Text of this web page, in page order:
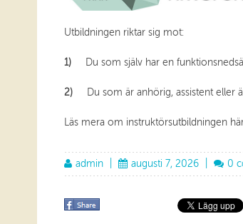
Utbildningen riktar sig mot:
1) Du som själv har en
2) Du som är anhörig, assistent
Läs mera om instruktörsutbildningen
admin augusti 7, 2026 0